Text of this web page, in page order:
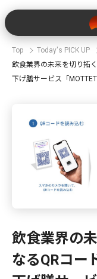
Top
Today's PICK UP
飲食業界の未来を切り拓
下げ膳サービス「
飲食業界の
なるQRコー